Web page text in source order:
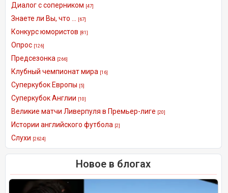
Диалог с соперником [47]
Знаете ли Вы, что ... [67]
Конкурс юмористов [81]
Опрос [126]
Предсезонка [266]
Клубный чемпионат мира [16]
Суперкубок Европы [5]
Суперкубок Англии [10]
Великие матчи Ливерпуля в Премьер-лиге [20]
Истории английского футбола [2]
Слухи [2624]
Новое в блогах